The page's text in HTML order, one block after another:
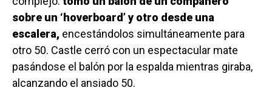
sobre un ‘hoverboard’ y otro desde una
escalera, encestándolos simultáneamente para
otro 50. Castle cerró con un espectacular mate
pasándose el balón por la espalda mientras giraba,
alcanzando el ansiado 50.